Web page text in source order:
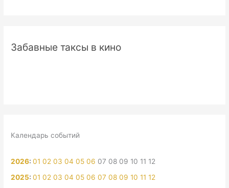
Забавные таксы в кино
Календарь событий
2026:01 02 03 04 05 06 07 08 09 10 11 12
2025:01 02 03 04 05 06 07 08 09 10 11 12